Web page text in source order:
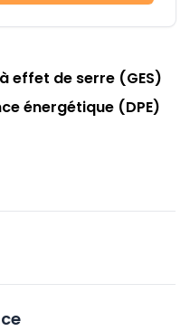
effet de serre (GES)
énergétique (DPE)